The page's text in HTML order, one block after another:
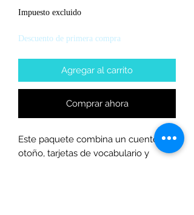
Impuesto excluido
Descuento de primera compra
Agregar al carrito
Comprar ahora
Este paquete combina un cuento de
otoño, tarjetas de vocabulario y